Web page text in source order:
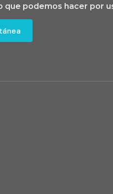
que podemos hacer por